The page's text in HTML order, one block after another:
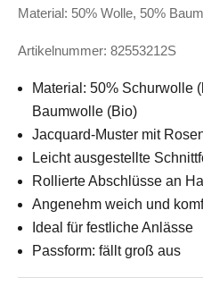
Material: 50% Wolle, 50%
Artikelnummer: 82553212S
Material: 50% Schurwolle
Baumwolle (Bio)
Jacquard-Muster mit
Leicht ausgestellte
Rollierte Abschlüsse an
Angenehm weich und
Ideal für festliche Anlässe
Passform: fällt groß aus